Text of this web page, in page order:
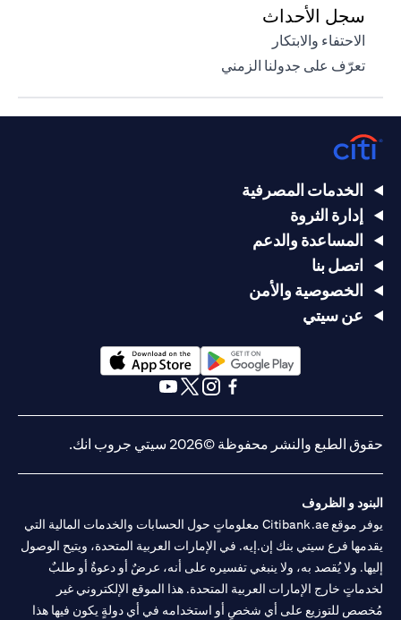
سجل الأحداث
الاحتفاء والابتكار
تعرّف على جدولنا الزمني
الخدمات المصرفية
إدارة الثروة
المساعدة والدعم
اتصل بنا
الخصوصية والأمن
عن سيتي
(opens in a new tab)
حقوق الطبع والنشر محفوظة ©2026 سيتي جروب انك.
البنود و الظروف
يوفر موقع Citibank.ae معلوماتٍ حول الحسابات والخدمات المالية التي
يقدمها فرع سيتي بنك إن.إيه. في الإمارات العربية المتحدة، ويتيح الوصول
إليها. ولا يُقصد به، ولا ينبغي تفسيره على أنه، عرضٌ أو دعوةٌ أو طلبٌ
لخدماتٍ خارج الإمارات العربية المتحدة. هذا الموقع الإلكتروني غير
مُخصص للتوزيع على أي شخصٍ أو استخدامه في أي دولةٍ يكون فيها هذا